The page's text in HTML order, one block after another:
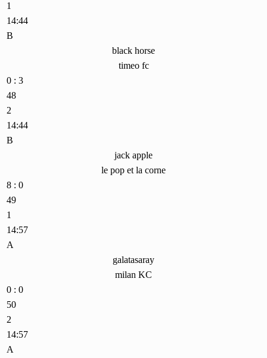
1
14:44
B
black horse
timeo fc
0 : 3
48
2
14:44
B
jack apple
le pop et la corne
8 : 0
49
1
14:57
A
galatasaray
milan KC
0 : 0
50
2
14:57
A